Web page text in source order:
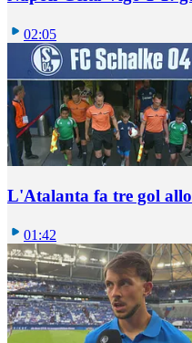
02:05
L'Atalanta fa tre gol
01:42